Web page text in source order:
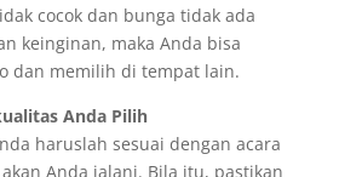
cocok dan bunga tidak ada
keinginan, maka Anda bisa
dan memilih di tempat lain.
Anda Pilih
haruslah sesuai dengan acara
Anda jalani. Bila itu, pastikan